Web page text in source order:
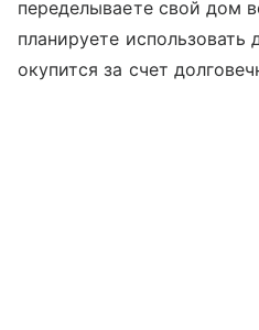
переделываете свой дом
планируете использовать
окупится за счет